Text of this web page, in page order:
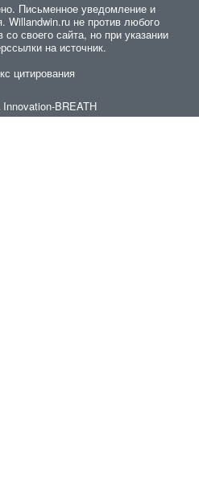
Письменное уведомление и
Willandwin.ru не против любого
своего сайта, но при указании
на источник.
Innovation-BREATH